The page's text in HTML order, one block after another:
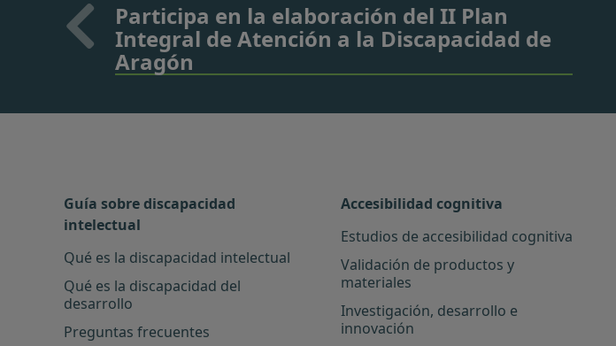
Participa en la elaboración del II Plan
Integral de Atención a la Discapacidad de
Aragón
Guía sobre discapacidad
intelectual
Qué es la discapacidad intelectual
Qué es la discapacidad del
desarrollo
Preguntas frecuentes
Accesibilidad cognitiva
Estudios de accesibilidad cognitiva
Validación de productos y
materiales
Investigación, desarrollo e
innovación